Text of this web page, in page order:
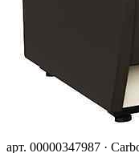
арт. 00000347987 ·